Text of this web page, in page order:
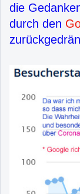
die
durch den